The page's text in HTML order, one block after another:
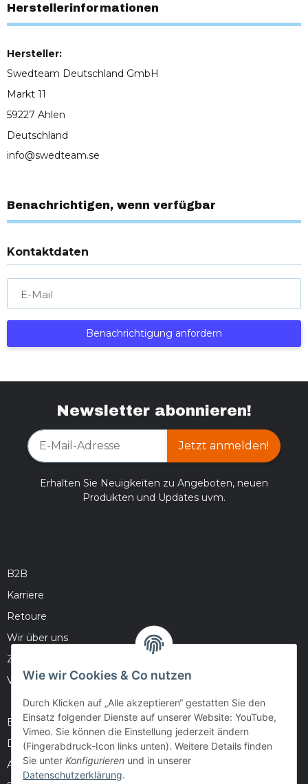
Herstellerinformationen
Hersteller:
Swedteam Deutschland GmbH
Markt 11
59227 Ahlen
Deutschland
info@swedteam.se
Benachrichtigen, wenn verfügbar
Kontaktdaten
E-Mail
Benachrichtigung anfordern
Newsletter abonnieren!
Jetzt anmelden!
Erhalten Sie Neuigkeiten zu Angeboten, neuen
Produkten und Updates uvm.
B2B
Karriere
Retoure
Wir über uns
Zahlungsmöglichkeiten
Versandinformationen
Barrierefreiheitserklärung
Datenschutz
AGB
Wie wir Cookies & Co nutzen
Durch Klicken auf „Alle akzeptieren“ gestatten Sie den
Einsatz folgender Dienste auf unserer Website: YouTube,
Vimeo. Sie können die Einstellung jederzeit ändern
(Fingerabdruck-Icon links unten). Weitere Details finden
Sie unter Konfigurieren und in unserer
Datenschutzerklärung.